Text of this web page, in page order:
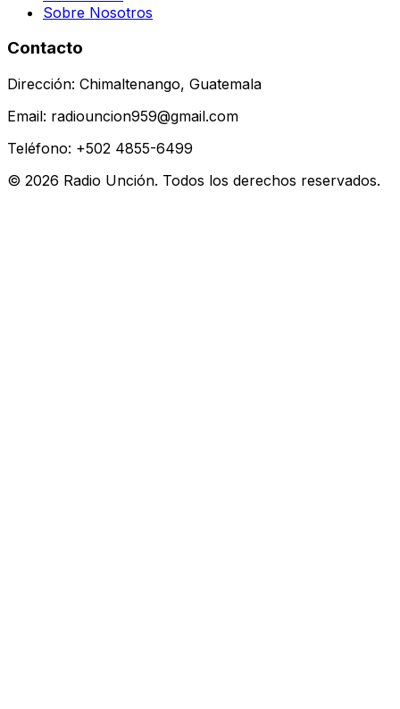
Sobre Nosotros
Contacto
Dirección: Chimaltenango, Guatemala
Email: radiouncion959@gmail.com
Teléfono: +502 4855-6499
© 2026 Radio Unción. Todos los derechos reservados.